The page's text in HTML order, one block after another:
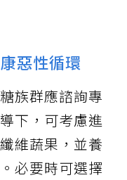
惡性循環
族群應諮詢專
下，可考慮進
維蔬果，並養
必要時可選擇